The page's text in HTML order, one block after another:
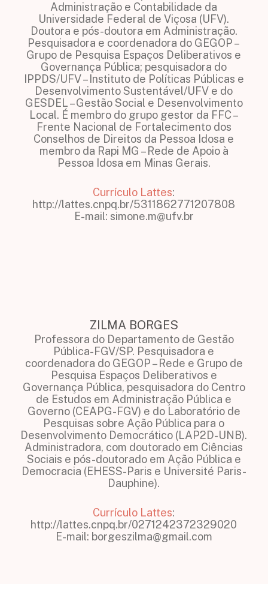
Administração e Contabilidade da
Universidade Federal de Viçosa (UFV).
Doutora e pós-doutora em Administração.
Pesquisadora e coordenadora do GEGOP –
Grupo de Pesquisa Espaços Deliberativos e
Governança Pública; pesquisadora do
IPPDS/UFV – Instituto de Políticas Públicas e
Desenvolvimento Sustentável/UFV e do
GESDEL – Gestão Social e Desenvolvimento
Local. É membro do grupo gestor da FFC –
Frente Nacional de Fortalecimento dos
Conselhos de Direitos da Pessoa Idosa e
membro da Rapi MG – Rede de Apoio à
Pessoa Idosa em Minas Gerais.
Currículo Lattes:
http://lattes.cnpq.br/5311862771207808
E-mail: simone.m@ufv.br
ZILMA BORGES
Professora do Departamento de Gestão
Pública-FGV/SP. Pesquisadora e
coordenadora do GEGOP – Rede e Grupo de
Pesquisa Espaços Deliberativos e
Governança Pública, pesquisadora do Centro
de Estudos em Administração Pública e
Governo (CEAPG-FGV) e do Laboratório de
Pesquisas sobre Ação Pública para o
Desenvolvimento Democrático (LAP2D-UNB).
Administradora, com doutorado em Ciências
Sociais e pós-doutorado em Ação Pública e
Democracia (EHESS-Paris e Université Paris-
Dauphine).
Currículo Lattes:
http://lattes.cnpq.br/0271242372329020
E-mail: borgeszilma@gmail.com